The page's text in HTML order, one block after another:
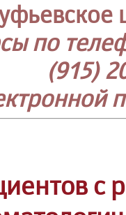
по
(915)
с